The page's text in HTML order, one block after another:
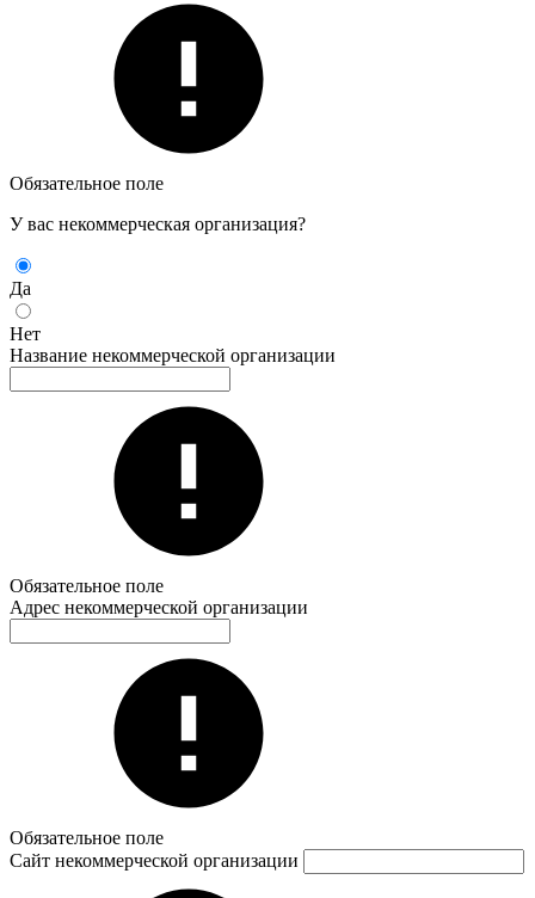
Обязательное поле
У вас некоммерческая организация?
Да
Нет
Название некоммерческой организации
Обязательное поле
Адрес некоммерческой организации
Обязательное поле
Сайт некоммерческой организации